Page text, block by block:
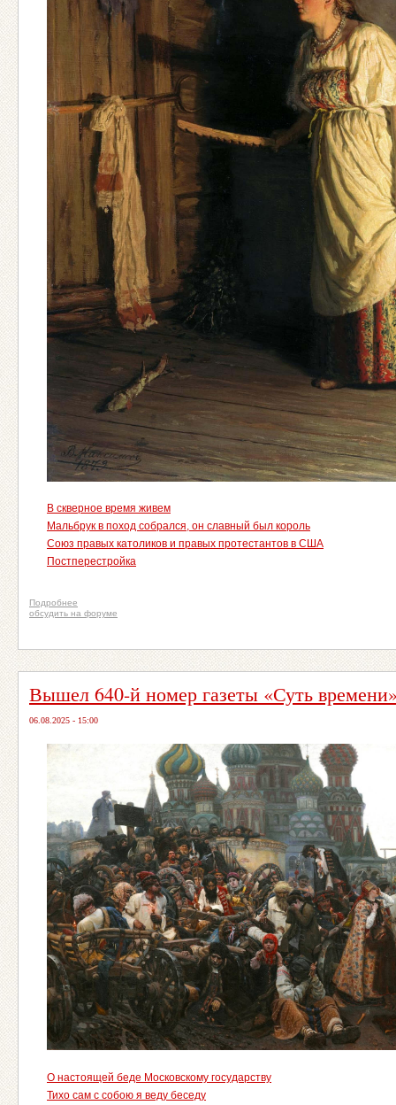
В скверное время живем
Мальбрук в поход собрался, он славный был король
Союз правых католиков и правых протестантов в США
Постперестройка
Подробнее
обсудить на форуме
Вышел 640-й номер газеты «Суть
06.08.2025 - 15:00
О настоящей беде Московскому государству
Тихо сам с собою я веду беседу